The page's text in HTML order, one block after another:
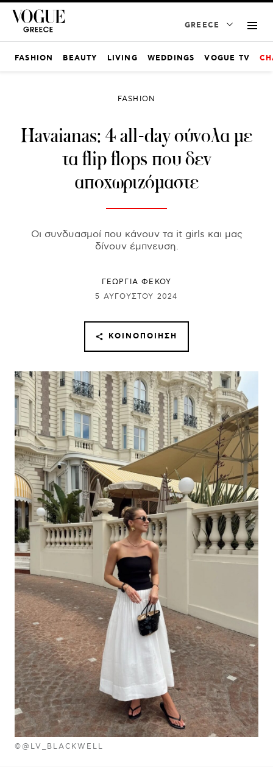
GREECE
FASHION BEAUTY LIVING WEDDINGS VOGUE TV
©@LV_BLACKWELL
FASHION
Havaianas: 4 all-day σύνολα με
τα flip flops που δεν
αποχωριζόμαστε
Οι συνδυασμοί που κάνουν τα it girls και μας
δίνουν έμπνευση.
ΓΕΩΡΓΙΑ ΦΕΚΟΥ
5 ΑΥΓΟΎΣΤΟΥ 2024
ΚΟΙΝΟΠΟΊΗΣΗ